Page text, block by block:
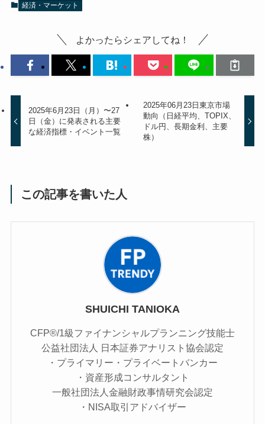
経済・マーケット
よかったらシェアしてね！
2025年6月23日（月）〜27
日（金）に発表される主要
な経済指標・イベント一覧
2025年06月23日東京市場
動向（日経平均、TOPIX、
ドル円、長期金利、主要
株）
この記事を書いた人
SHUICHI TANIOKA
CFP®/1級ファイナンシャルプランニング技能士
公益社団法人 日本証券アナリスト協会認定
・プライマリー・プライベートバンカー
・資産形成コンサルタント
一般社団法人金融財政事情研究会認定
・NISA取引アドバイザー